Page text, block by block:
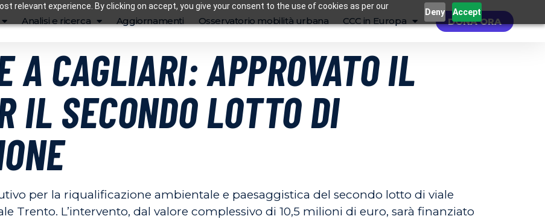
relevant experience. By clicking on accept, you give your consent to the use of cookies as per our
Deny Accept
Analisi e ricerca Aggiornamenti Osservatorio mobilità urbana CCC in Europa DONA ORA
A CAGLIARI: APPROVATO IL
IL SECONDO LOTTO DI
per la riqualificazione ambientale e paesaggistica del secondo lotto di viale
Trento. L’intervento, dal valore complessivo di 10,5 milioni di euro, sarà finanziato